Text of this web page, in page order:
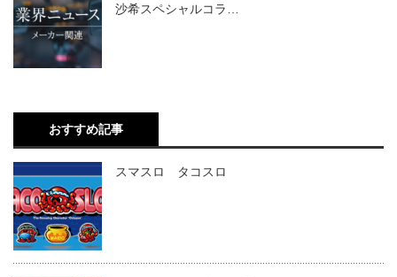
沙希スペシャルコラ…
おすすめ記事
スマスロ タコスロ